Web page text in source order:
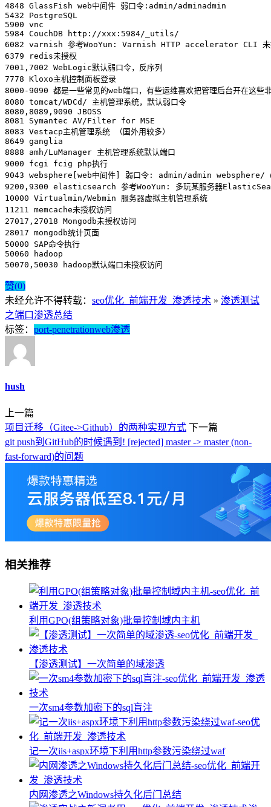
4848 GlassFish web中间件 弱口令:admin/adminadmin
5432 PostgreSQL
5900 vnc
5984 CouchDB http://xxx:5984/_utils/
6082 varnish 参考WooYun: Varnish HTTP accelerator CLI 未授权
6379 redis未授权
7001,7002 WebLogic默认弱口令，反序列
7778 Kloxo主机控制面板登录
8000-9090 都是一些常见的web端口，有些运维喜欢把管理后台开在这些
8080 tomcat/WDCd/ 主机管理系统，默认弱口令
8080,8089,9090 JBOSS
8081 Symantec AV/Filter for MSE
8083 Vestacp主机管理系统 （国外用较多）
8649 ganglia
8888 amh/LuManager 主机管理系统默认端口
9000 fcgi fcig php执行
9043 websphere[web中间件] 弱口令: admin/admin
9200,9300 elasticsearch 参考WooYun: 多玩某服务器
10000 Virtualmin/Webmin 服务器虚拟主机管理系统
11211 memcache未授权访问
27017,27018 Mongodb未授权访问
28017 mongodb统计页面
50000 SAP命令执行
50060 hadoop
50070,50030 hadoop默认端口未授权访问
赞(0)
未经允许不得转载： seo优化_前端开发_渗透技术 » 渗透测试
之端口渗透总结
标签： port-penetrationweb渗透
hush
上一篇
项目迁移（Gitee->Github）的两种实现方式 下一篇
git push到GitHub的时候遇到! [rejected] master -> master (non-
fast-forward)的问题
相关推荐
利用GPO(组策略对象)批量控制域内主机
【渗透测试】一次简单的域渗透
一次sm4参数加密下的sql盲注
记一次iis+aspx环境下利用http参数污染绕过waf
内网渗透之Windows持久化后门总结